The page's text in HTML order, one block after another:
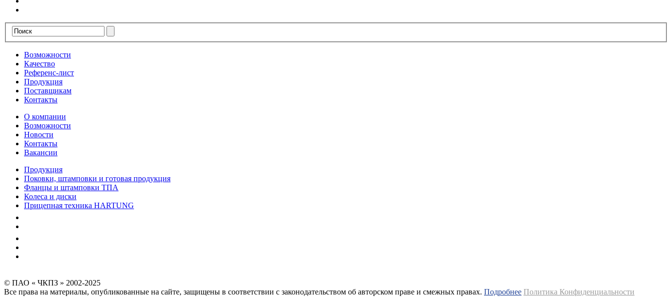
Возможности
Качество
Референс-лист
Продукция
Поставщикам
Контакты
О компании
Возможности
Новости
Контакты
Вакансии
Продукция
Поковки, штамповки и готовая продукция
Фланцы и штамповки ТПА
Колеса и диски
Прицепная техника HARTUNG
© ПАО « ЧКПЗ » 2002-2025
Все права на материалы, опубликованные на сайте, защищены в соответствии с законодательством об авторском праве и смежных правах. Подробнее Политика Конфиденциальности